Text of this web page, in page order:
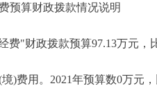
算财政拨款情况说明
"财政拨款预算97.13万元，
用。2021年预算数0万元，